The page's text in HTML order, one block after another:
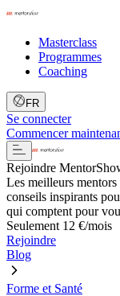
Masterclass
Programmes
Coaching
FR
Se connecter
Commencer
Rejoindre
Les meilleurs
conseils inspirants
qui comptent pour
Seulement 12 €/mois
Rejoindre
Blog
Forme et Santé